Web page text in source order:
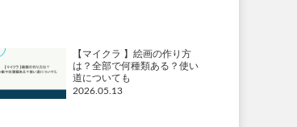
【マイクラ 】絵画の作り方
は？全部で何種類ある？使い
道についても
2026.05.13